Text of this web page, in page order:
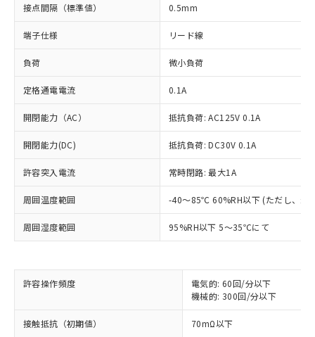
接点間隔（標準値） 0.5mm
端子仕様 リード線
負荷 微小負荷
定格通電電流 0.1A
開閉能力（AC） 抵抗負荷: AC125V 0.1A
開閉能力(DC) 抵抗負荷: DC30V 0.1A
許容突入電流 常時閉路: 最大1A
周囲温度範囲 -40～85℃ 60%RH以下 (ただし、氷
周囲湿度範囲 95%RH以下 5～35℃にて
許容操作頻度
電気的: 60回/分以下
機械的: 300回/分以下
接触抵抗（初期値） 70mΩ以下
※1 対応状況
対応済み：EU RoHS指令（10物質）の
非含有に対応した製品が提供可能な商品で
す。